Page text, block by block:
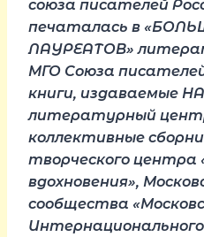
союза писателей
печаталась в
ЛАУРЕАТОВ»
МГО Союза
книги, издаваемые
литературный
коллективные
творческого центра
вдохновения»,
сообщества